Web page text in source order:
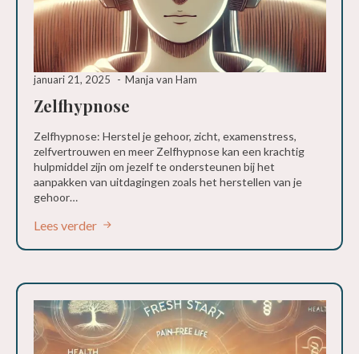
Zelfhypnose
januari 21, 2025 Manja van Ham
Zelfhypnose: Herstel je gehoor, zicht, examenstress,
zelfvertrouwen en meer Zelfhypnose kan een krachtig
hulpmiddel zijn om jezelf te ondersteunen bij het
aanpakken van uitdagingen zoals het herstellen van je
gehoor…
Lees verder